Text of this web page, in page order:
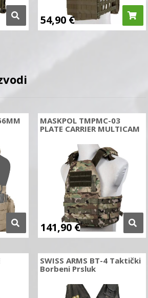
54,90 €
MASKPOL TMPMC-03
PLATE CARRIER MULTICAM
141,90 €
SWISS ARMS BT-4 Taktički
Borbeni Prsluk